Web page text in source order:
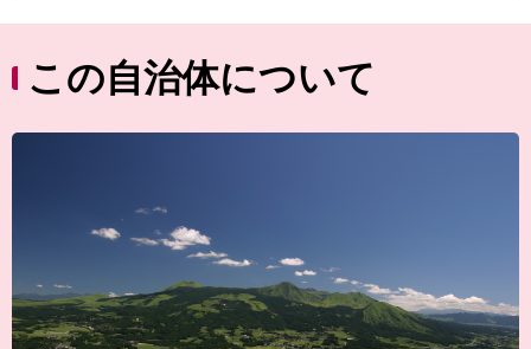
この自治体について